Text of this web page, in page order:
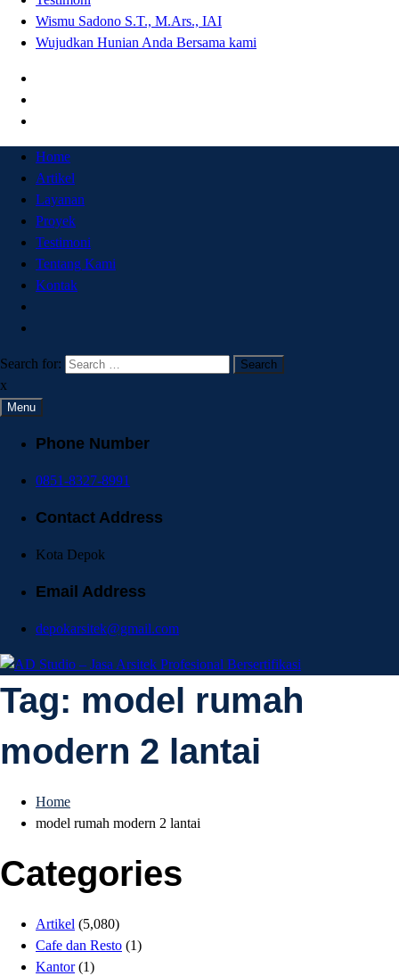
Wismu Sadono S.T., M.Ars., IAI
Wujudkan Hunian Anda Bersama kami
Home
Artikel
Layanan
Proyek
Testimoni
Tentang Kami
Kontak
Search for:
x
Menu
Phone Number
0851-8327-8991
Contact Address
Kota Depok
Email Address
depokarsitek@gmail.com
AD Studio – Jasa
Arsitek Profesional
Bersertifikasi
AD Studio – Jasa Arsitek Profesional Bersertifikasi
Tag: model rumah
modern 2 lantai
Home
model rumah modern 2 lantai
Categories
Artikel (5,080)
Cafe dan Resto (1)
Kantor(1)